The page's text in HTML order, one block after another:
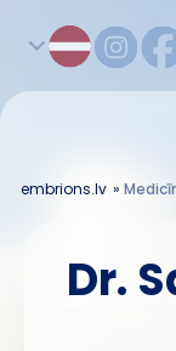
embrions.lv »
Dr.